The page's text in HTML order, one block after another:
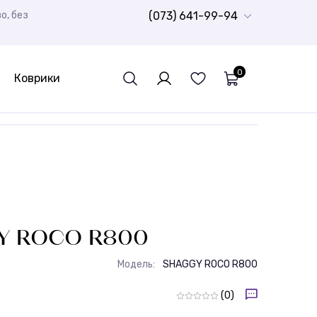
без
(073) 641-99-94
Дитячий ковролін
Ворсисті доріжки Шеггі
Шкури натуральні
Спортивний лінолеум
Гумова плитка
Коврики 0
ROCO R800
Модель: SHAGGY ROCO R800
(0)